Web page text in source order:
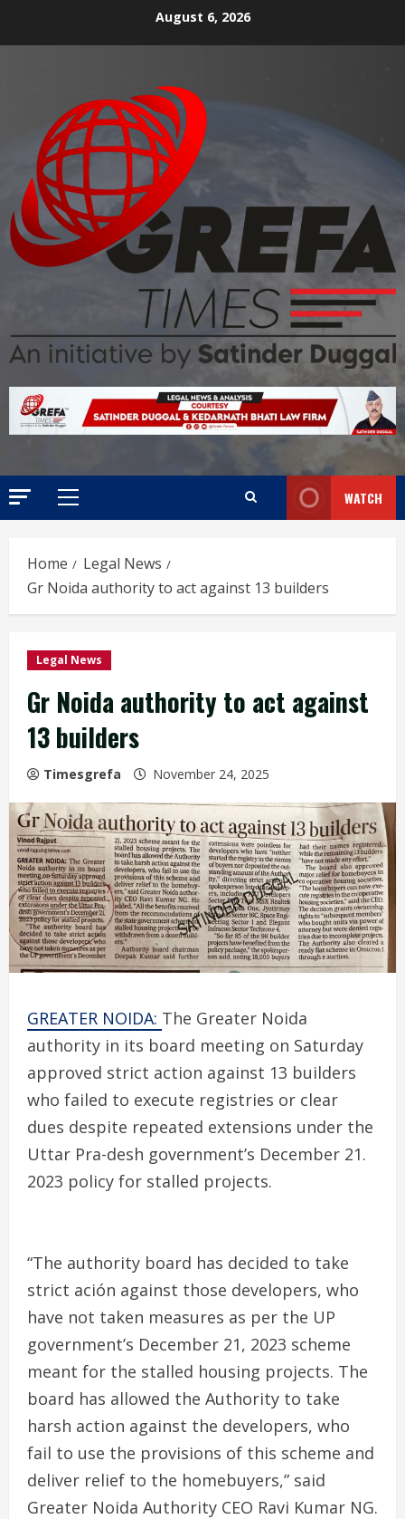
August 6, 2026
WATCH
Home
Legal News
Gr Noida authority to act against 13 builders
Legal News
Gr Noida authority to act against
13 builders
Timesgrefa November 24, 2025
GREATER NOIDA: The Greater Noida
authority in its board meeting on Saturday
approved strict action against 13 builders
who failed to execute registries or clear
dues despite repeated extensions under the
Uttar Pra-desh government’s December 21.
2023 policy for stalled projects.
“The authority board has decided to take
strict ación against those developers, who
have not taken measures as per the UP
government’s December 21, 2023 scheme
meant for the stalled housing projects. The
board has allowed the Authority to take
harsh action against the developers, who
fail to use the provisions of this scheme and
deliver relief to the homebuyers,” said
Greater Noida Authority CEO Ravi Kumar NG.